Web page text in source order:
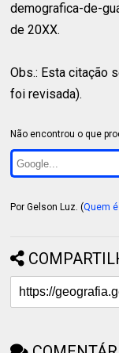
demografica-de-
de 20XX.
Obs.: Esta citação
foi revisada).
Não encontrou o que
Por Gelson Luz. (Quem